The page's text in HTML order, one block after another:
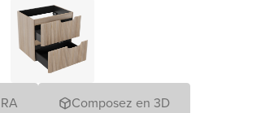
Composez en 3D